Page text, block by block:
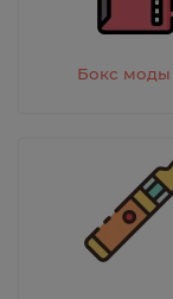
Бокс моды